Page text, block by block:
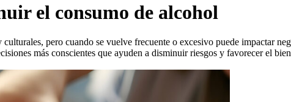
el consumo de alcohol
pero cuando se vuelve frecuente o excesivo puede impactar
más conscientes que ayuden a disminuir riesgos y favorecer el